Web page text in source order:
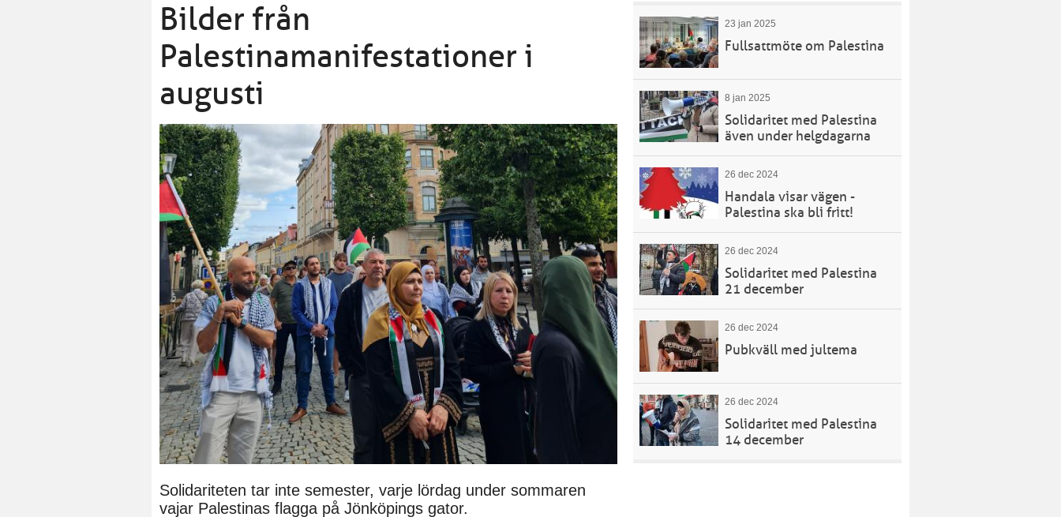
Bilder från
Palestinamanifestationer i
augusti
Solidariteten tar inte semester, varje lördag under sommaren
vajar Palestinas flagga på Jönköpings gator.
23 jan 2025
Fullsattmöte om Palestina
8 jan 2025
Solidaritet med Palestina
även under helgdagarna
26 dec 2024
Handala visar vägen -
Palestina ska bli fritt!
26 dec 2024
Solidaritet med Palestina
21 december
26 dec 2024
Pubkväll med jultema
26 dec 2024
Solidaritet med Palestina
14 december